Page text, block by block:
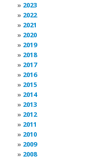
2023
2022
2021
2020
2019
2018
2017
2016
2015
2014
2013
2012
2011
2010
2009
2008